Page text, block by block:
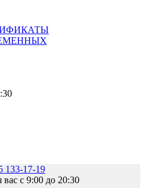
133-17-19
вас с 9:00 до 20:30